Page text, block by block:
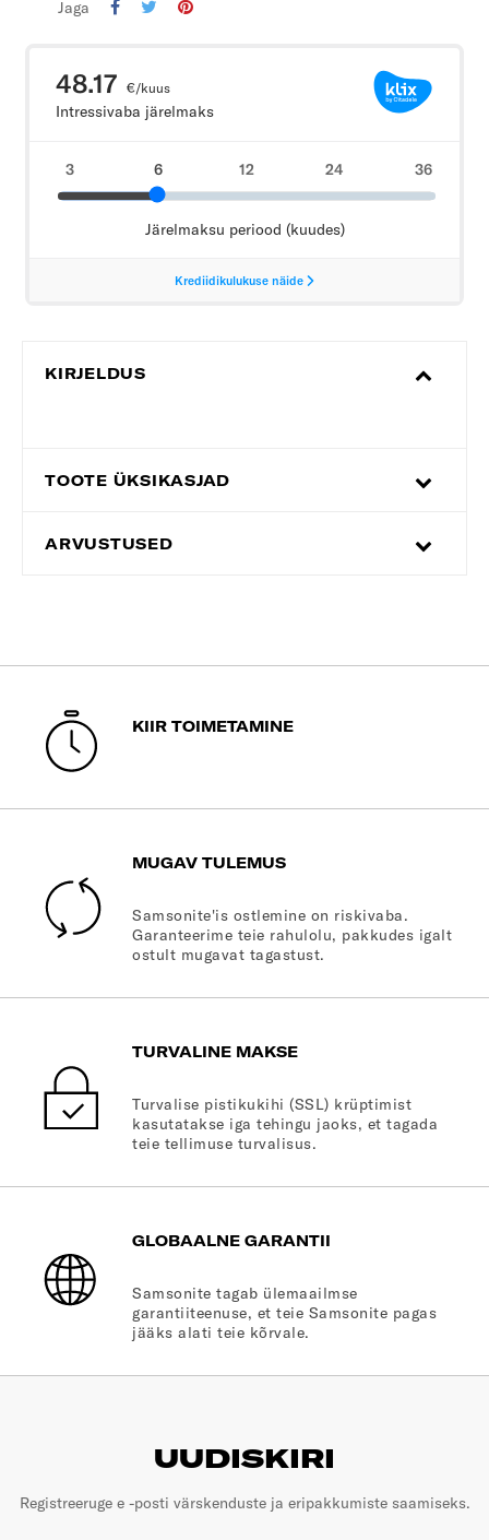
Jaga
KIRJELDUS
TOOTE ÜKSIKASJAD
ARVUSTUSED
KIIR TOIMETAMINE
MUGAV TULEMUS
Samsonite'is ostlemine on riskivaba.
Garanteerime teie rahulolu, pakkudes igalt
ostult mugavat tagastust.
TURVALINE MAKSE
Turvalise pistikukihi (SSL) krüptimist
kasutatakse iga tehingu jaoks, et tagada
teie tellimuse turvalisus.
GLOBAALNE GARANTII
Samsonite tagab ülemaailmse
garantiiteenuse, et teie Samsonite pagas
jääks alati teie kõrvale.
UUDISKIRI
Registreeruge e -posti värskenduste ja eripakkumiste saamiseks.